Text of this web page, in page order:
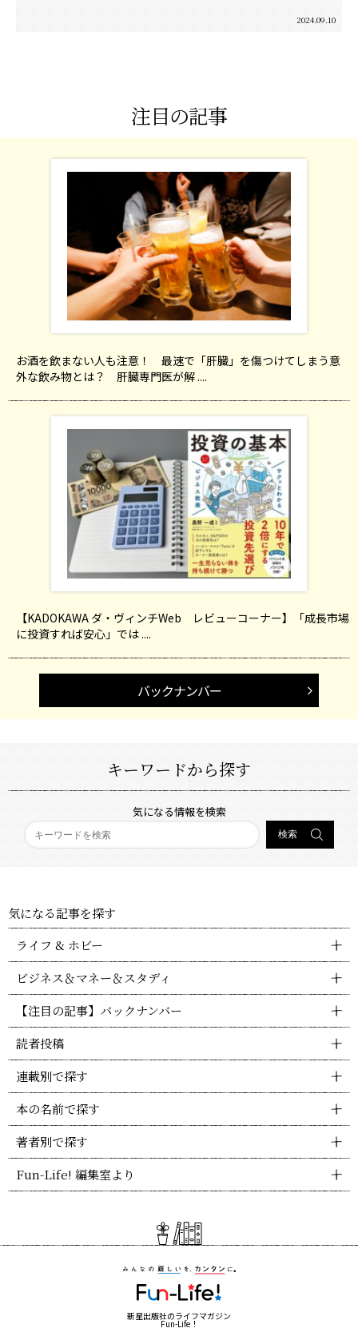
2024.09.10
注目の記事
お酒を飲まない人も注意！ 最速で「肝臓」を傷つけてしまう意
外な飲み物とは？ 肝臓専門医が解 ....
【KADOKAWA ダ・ヴィンチWeb レビューコーナー】「成長市場
に投資すれば安心」では ....
バックナンバー
キーワードから探す
気になる情報を検索
気になる記事を探す
ライフ & ホビー
ビジネス＆マネー＆スタディ
【注目の記事】バックナンバー
読者投稿
連載別で探す
本の名前で探す
著者別で探す
Fun-Life! 編集室より
新星出版社のライフマガジン
Fun-Life！